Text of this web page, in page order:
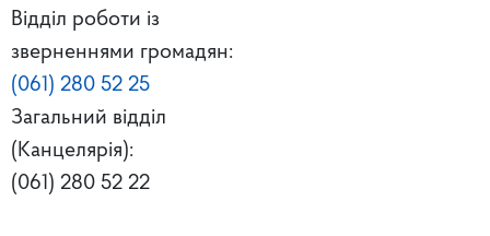
Відділ роботи із
зверненнями громадян:
(061) 280 52 25
Загальний відділ
(Канцелярія):
(061) 280 52 22